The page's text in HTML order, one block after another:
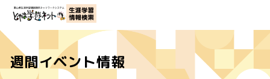
週間イベント情報